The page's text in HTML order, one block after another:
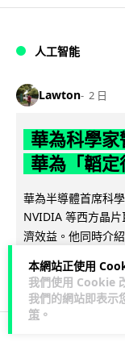
本網站正使用
我們使用 Cookie
我們的網站即表示
策 。
人工智能
Lawton 2 日
華為科學
華為「韜
華為半導體首席科
NVIDIA 等西方晶
濟效益。他同時介
1,593 602↗